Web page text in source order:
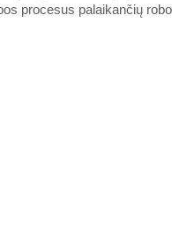
procesus palaikančių